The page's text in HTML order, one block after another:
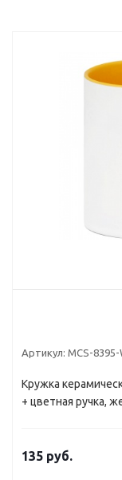
Артикул: MCS-8395-
Кружка
+ цветная ручка,
135 руб.